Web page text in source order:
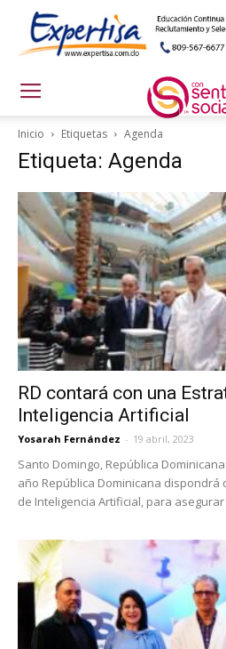
Inicio Etiquetas Agenda
Etiqueta: Agenda
RD contará con una
Inteligencia Artificial
Yosarah Fernández - 19 abril, 2023
Santo Domingo, República
año República Dominicana dispondrá
de Inteligencia Artificial, para